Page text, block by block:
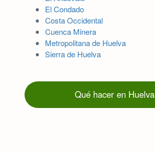
El Condado
Costa Occidental
Cuenca Minera
Metropolitana de Huelva
Sierra de Huelva
Qué hacer en Huelva